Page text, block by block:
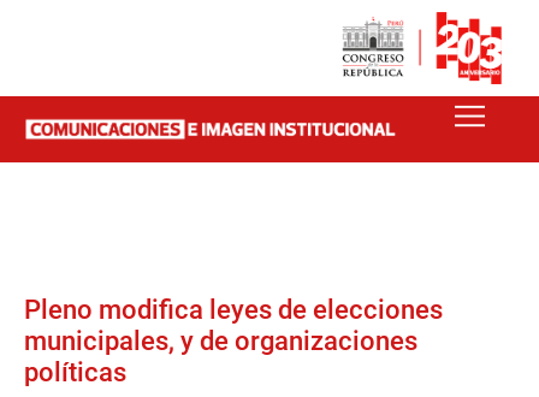
Pleno modifica leyes de elecciones
municipales, y de organizaciones
políticas